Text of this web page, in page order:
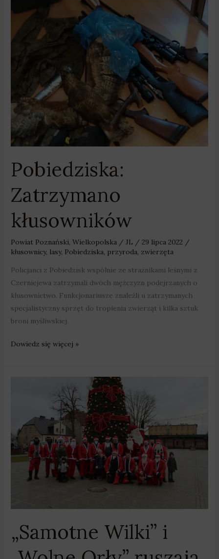
Pobiedziska:
Zatrzymano
kłusowników
Powiat Poznański, Wielkopolska/ JL / 29 lipca 2022 /
kłusownicy, lasy, Pobiedziska, przyroda, zwierzęta
Policjanci z Pobiedzisk wspólnie ze strażnikami leśnymi z
Czerniejewa zatrzymali dwóch mężczyzn podejrzanych o
kłusownictwo. Funkcjonariusze znaleźli u zatrzymanych
specjalistyczny sprzęt do tropienia zwierząt i kilka sztuk
broni myśliwskiej.
Zatrzymano
kłusowników
Dowiedz się więcej »
„Samotne Wilki” i
„Wolne
Orły”
ruszają
na
pomoc